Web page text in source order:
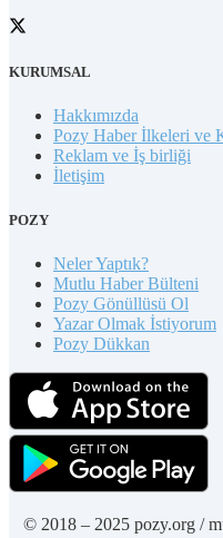
KURUMSAL
Hakkımızda
Pozy Haber İlkeleri ve
Reklam ve İş birliği
İletişim
POZY
Neler Yaptık?
Mutlu Haber Bülteni
Pozy Gönüllüsü Ol
Yazar Olmak İstiyorum
Pozy Dükkan
© 2018 – 2025 pozy.org /